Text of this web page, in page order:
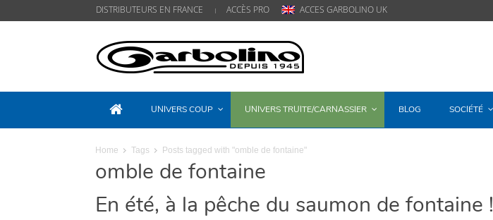
DISTRIBUTEURS EN FRANCE ACCÈS PRO ACCES GARBOLINO UK
UNIVERS COUP UNIVERS TRUITE/CARNASSIER BLOG SOCIÉTÉ
Home Tags Posts tagged with "omble de fontaine"
omble de fontaine
En été, à la pêche du saumon de fontaine !